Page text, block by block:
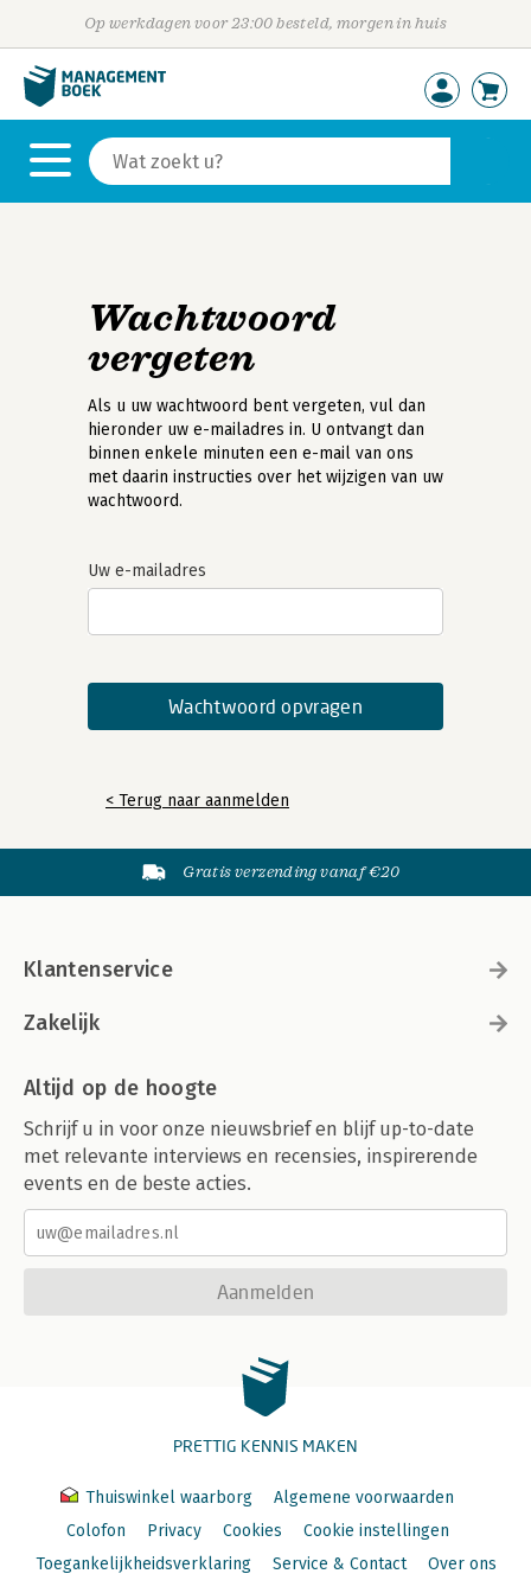
Op werkdagen voor 23:00 besteld, morgen in huis
Wachtwoord
vergeten
Als u uw wachtwoord bent vergeten, vul dan
hieronder uw e-mailadres in. U ontvangt dan
binnen enkele minuten een e-mail van ons
met daarin instructies over het wijzigen van uw
wachtwoord.
Uw e-mailadres
< Terug naar aanmelden
Gratis verzending vanaf €20
Klantenservice
Zakelijk
Altijd op de hoogte
Schrijf u in voor onze nieuwsbrief en blijf up-to-date
met relevante interviews en recensies, inspirerende
events en de beste acties.
Aanmelden
PRETTIG KENNIS MAKEN
Thuiswinkel waarborg
Algemene voorwaarden
Colofon
Privacy Cookies
Cookie instellingen
Toegankelijkheidsverklaring
Service & Contact Over ons